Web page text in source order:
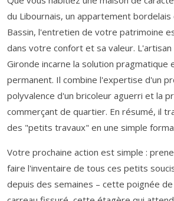
du Libournais, un appartement bordelais
Bassin, l'entretien de votre patrimoine
dans votre confort et sa valeur.
Gironde incarne la solution pragmatique
permanent. Il combine l'expertise d'un
polyvalence d'un bricoleur aguerri et la
commerçant de quartier. En résumé, il
des "petits travaux" en une simple
Votre prochaine action est simple :
faire l'inventaire de tous ces petits
depuis des semaines – cette poignée